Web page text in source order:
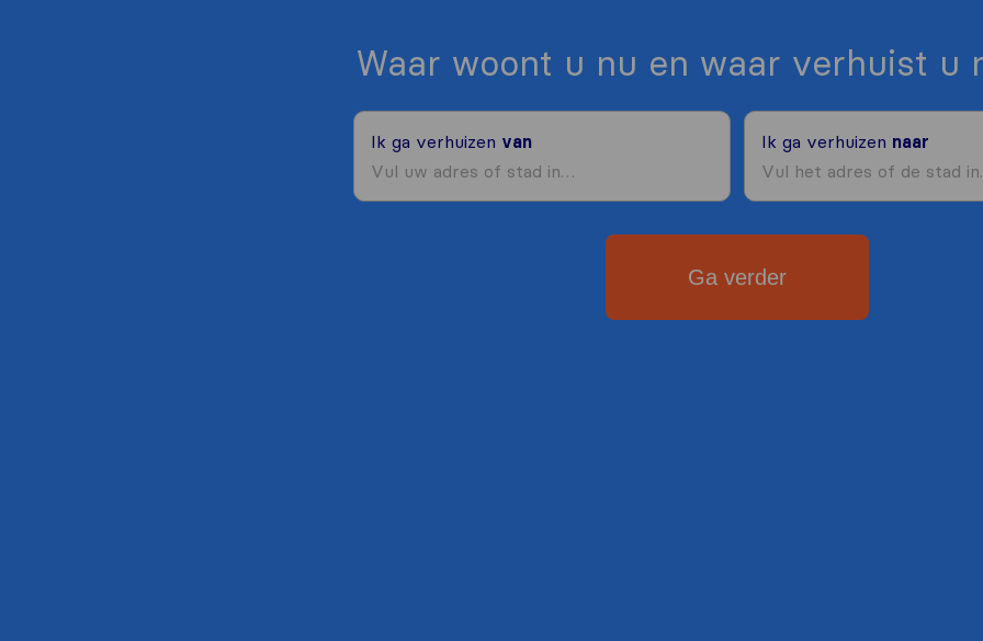
Waar woont u nu en waar verhuist u
Ik ga verhuizen van Ik ga verhuizen naar
Ga verder